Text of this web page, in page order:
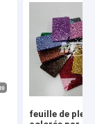
feuille de